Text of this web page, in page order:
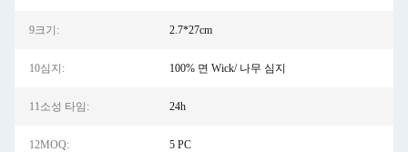
9크기: 2.7*27cm
10심지: 100% 면 Wick/ 나무 심지
11소성 타임: 24h
12MOQ: 5 PC